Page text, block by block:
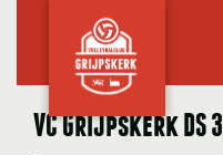
VC Grijpskerk DS